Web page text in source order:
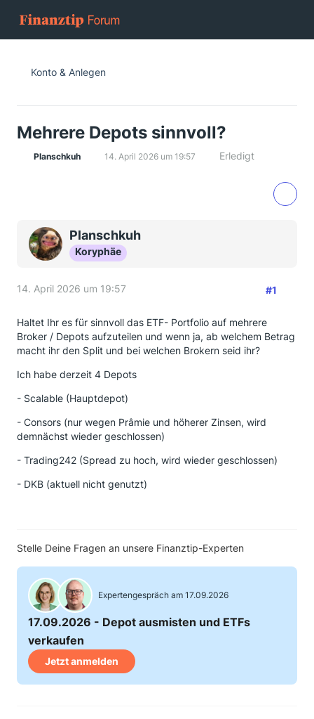
Konto & Anlegen
Mehrere Depots sinnvoll?
Planschkuh 14. April 2026 um 19:57 Erledigt
Planschkuh
Koryphäe
14. April 2026 um 19:57 #1
Haltet Ihr es für sinnvoll das ETF- Portfolio auf mehrere
Broker / Depots aufzuteilen und wenn ja, ab welchem Betrag
macht ihr den Split und bei welchen Brokern seid ihr?
Ich habe derzeit 4 Depots
- Scalable (Hauptdepot)
- Consors (nur wegen Prâmie und höherer Zinsen, wird
demnächst wieder geschlossen)
- Trading242 (Spread zu hoch, wird wieder geschlossen)
- DKB (aktuell nicht genutzt)
Stelle Deine Fragen an unsere Finanztip-Experten
Expertengespräch am 17.09.2026
17.09.2026 - Depot ausmisten und ETFs
verkaufen
Jetzt anmelden